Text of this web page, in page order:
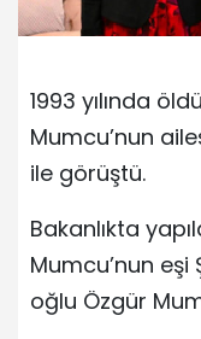
1993 yılında
Mumcu’nun
ile görüştü.
Bakanlıkta
Mumcu’nun
oğlu Özgür